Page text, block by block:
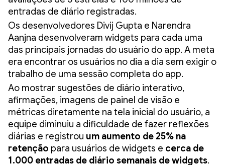
entradas de diário registradas.
Os desenvolvedores Divij Gupta e Narendra
Aanjna desenvolveram widgets para cada uma
das principais jornadas do usuário do app. A meta
era encontrar os usuários no dia a dia sem exigir o
trabalho de uma sessão completa do app.
Ao mostrar sugestões de diário interativo,
afirmações, imagens de painel de visão e
métricas diretamente na tela inicial do usuário, a
equipe diminuiu a dificuldade de fazer reflexões
diárias e registrou um aumento de 25% na
retenção para usuários de widgets e cerca de
1.000 entradas de diário semanais de widgets.